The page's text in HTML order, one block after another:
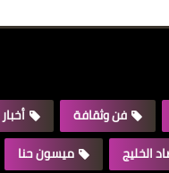
فن وثقافة
الخليج
ميسون حنا